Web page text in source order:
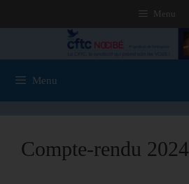
Menu
Menu
Compte-rendu 2024